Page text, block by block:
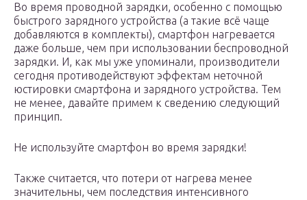
Во время проводной зарядки, особенно с помощью
быстрого зарядного устройства (а такие всё чаще
добавляются в комплекты), смартфон нагревается
даже больше, чем при использовании беспроводной
зарядки. И, как мы уже упоминали, производители
сегодня противодействуют эффектам неточной
юстировки смартфона и зарядного устройства. Тем
не менее, давайте примем к сведению следующий
принцип.
Не используйте смартфон во время зарядки!
Также считается, что потери от нагрева менее
значительны, чем последствия интенсивного